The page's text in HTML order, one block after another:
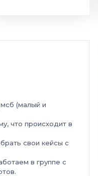
(малый и
что происходит в
свои кейсы с
в группе с